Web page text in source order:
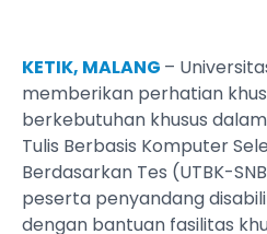
KETIK, MALANG –
memberikan perhatian
berkebutuhan khusus
Tulis Berbasis Komputer
Berdasarkan Tes (UTBK-
peserta penyandang
dengan bantuan fasilitas